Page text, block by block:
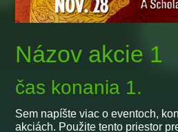
Názov akcie 1
čas konania 1.
Sem napíšte viac o eventoch,
akciách. Použite tento priestor